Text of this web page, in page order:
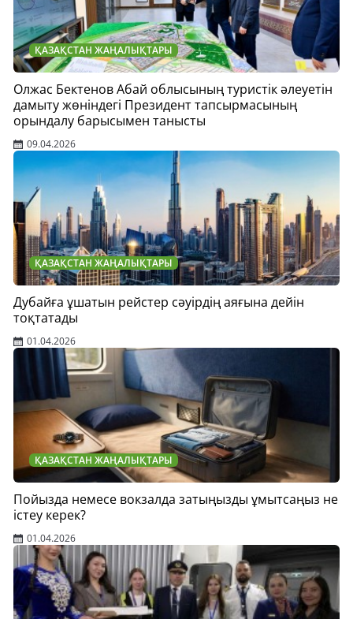
ҚАЗАҚСТАН ЖАҢАЛЫҚТАРЫ
Олжас Бектенов Абай облысының туристік әлеуетін
дамыту жөніндегі Президент тапсырмасының
орындалу барысымен танысты
09.04.2026
ҚАЗАҚСТАН ЖАҢАЛЫҚТАРЫ
Дубайға ұшатын рейстер сәуірдің аяғына дейін
тоқтатады
01.04.2026
ҚАЗАҚСТАН ЖАҢАЛЫҚТАРЫ
Пойызда немесе вокзалда затыңызды ұмытсаңыз не
істеу керек?
01.04.2026